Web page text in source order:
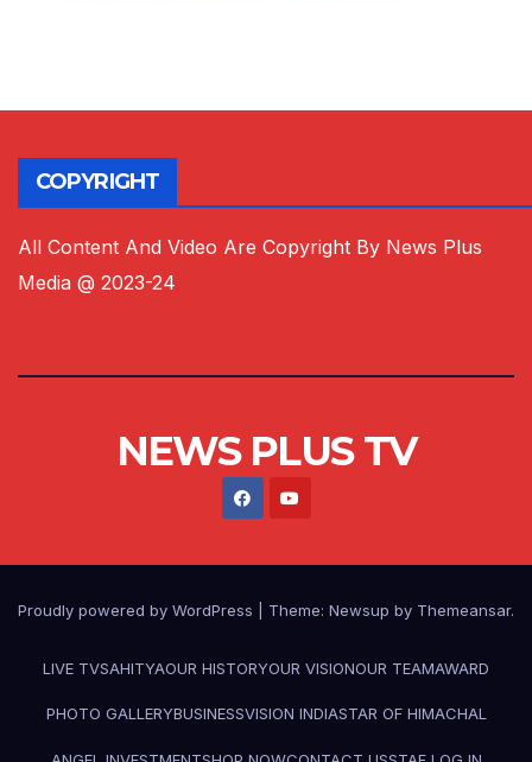
COPYRIGHT
All Content And Video Are Copyright By News Plus
Media @ 2023-24
NEWS PLUS TV
Proudly powered by WordPress Theme: Newsup by Themeansar.
LIVE TVSAHITYAOUR HISTORYOUR VISIONOUR TEAMAWARD
PHOTO GALLERYBUSINESSVISION INDIASTAR OF HIMACHAL